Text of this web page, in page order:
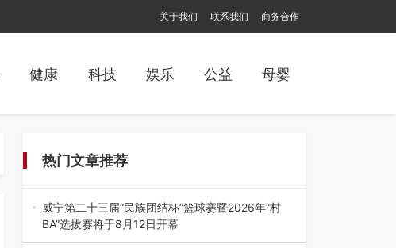
关于我们 联系我们 商务合作
健康 科技 娱乐 公益 母婴
热门文章推荐
威宁第二十三届“民族团结杯”篮球赛暨2026年“村
BA”选拔赛将于8月12日开幕
8月7日，威宁彝族回族苗族自治县第二十三届“民